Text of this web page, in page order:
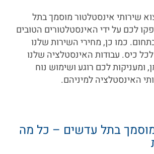
שירותי אינסטלטור מוסמך בתל
לכם על ידי האינסטלטורים הטובים
כמו כן, מחירי השירות שלנו
כיס. עבודות האינסטלציה שלנו
ומעניקות לכם רוגע ושימוש נוח
האינסטלציה למיניהם.
בתל עדשים – כל מה